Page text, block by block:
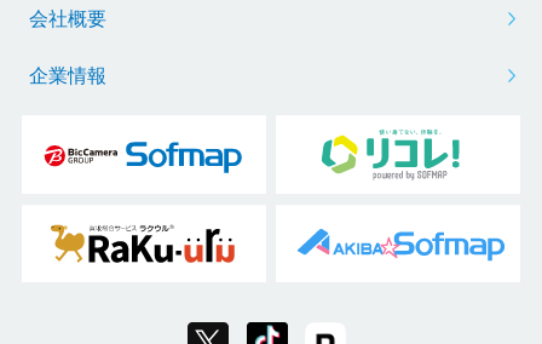
会社概要
企業情報